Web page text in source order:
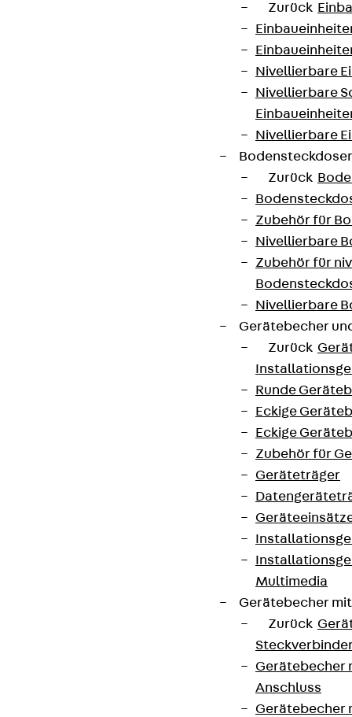
Zurück
Nivellierbare
Nivellierbare
Nivellierbare
Zurück
Zubehör für
Nivellierbare
Zubehör für
Nivellierbare
Gerätebecher
Zurück
Runde
Eckige
Eckige
Zubehör für
Geräteträger
Multimedia
Gerätebecher
Zurück
Gerätebecher
Anschluss
Gerätebecher